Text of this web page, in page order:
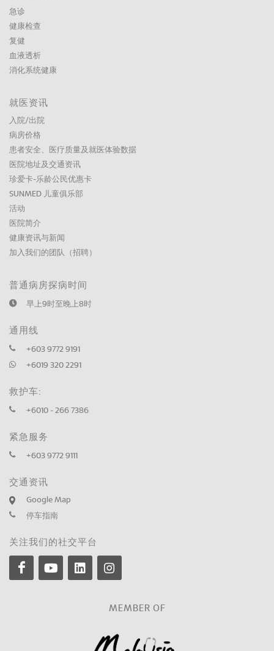
急诊
健康检查
复健
血液透析
消化系统健康
就医资讯
入院/出院
病房价格
患者安全、医疗质量及就医体验数据
医院地址及交通资讯
珍爱卡-乐龄公民优惠卡
SUNMED 儿童俱乐部
活动
医院简介
健康资讯与新闻
加入我们的团队（招聘）
普通病房探病时间
早上9时至晚上8时
通用线
+603 9772 9191
+6019 320 2291
救护车:
+6010 - 266 7386
紧急服务
+603 9772 9111
交通资讯
Google Map
停车指南
关注我们的社交平台
MEMBER OF